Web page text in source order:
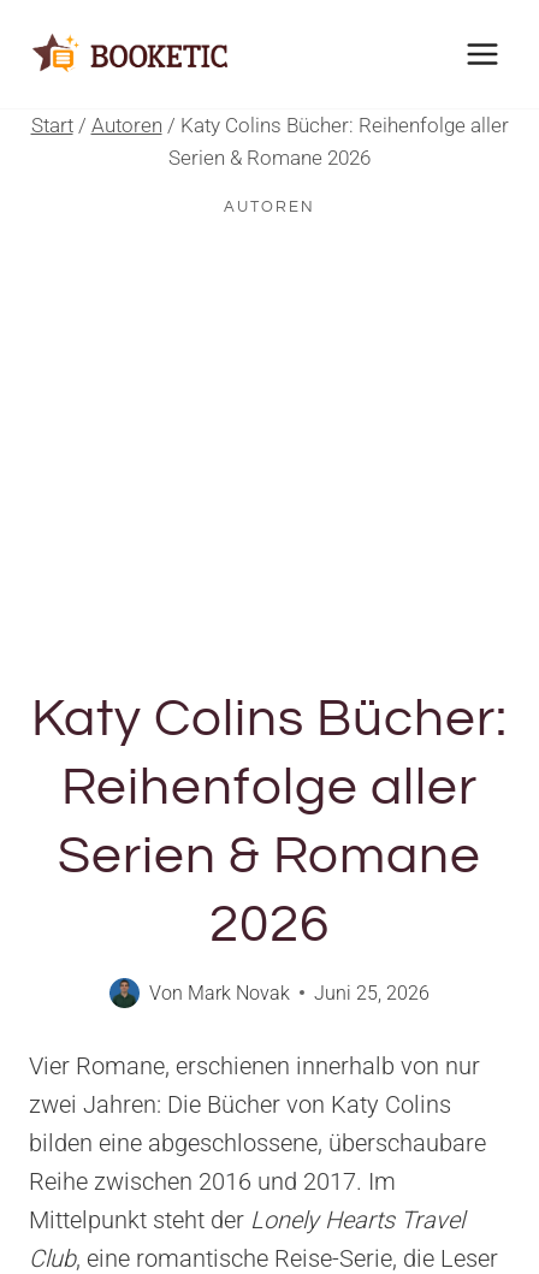
Inhalt
Start / Autoren / Katy Colins Bücher: Reihenfolge aller
Serien & Romane 2026
AUTOREN
Katy Colins Bücher:
Reihenfolge aller
Serien & Romane
2026
Von Mark Novak Juni 25, 2026
Vier Romane, erschienen innerhalb von nur
zwei Jahren: Die Bücher von Katy Colins
bilden eine abgeschlossene, überschaubare
Reihe zwischen 2016 und 2017. Im
Mittelpunkt steht der Lonely Hearts Travel
Club, eine romantische Reise-Serie, die Leser